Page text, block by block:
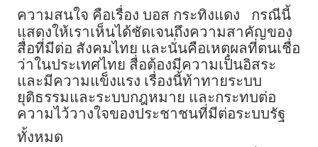
ความสนใจ คือเรื่อง บอส กระทิงแดง
กรณีนี้
แสดงให้เราเห็นได้ชัดเจนถึงความสาคัญของ
สื่อที่มีต่อ สังคมไทย และนั่นคือเหตุผลที่ตนเชื่อ
ว่าในประเทศไทย สื่อต้องมีความเป็นอิสระ
และมีความแข็งแรง เรื่องนี้ท้าทายระบบ
ยุติธรรมและระบบกฎหมาย และกระทบต่อ
ความไว้วางใจของประชาชนที่มีต่อระบบรัฐ
ทั้งหมด